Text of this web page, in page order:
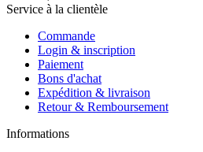
Service à la clientèle
Commande
Login & inscription
Paiement
Bons d'achat
Expédition & livraison
Retour & Remboursement
Informations